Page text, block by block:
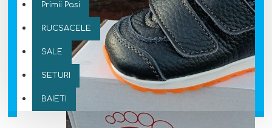
Primii Pasi
RUCSACELE
SALE
SETURI
BAIETI